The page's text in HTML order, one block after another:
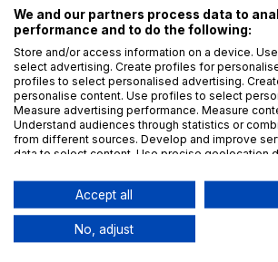
28. 11. 2025Michal
Co znamená
rozhodnutí o
ochraně pro
stanoviska EDPB
Úřady pro
dat se v roce 2026
plnění
We and our partners process data to
performance and to do the following:
Store and/or access information on a device.
select advertising. Create profiles for
profiles to select personalised advertising.
personalise content. Use profiles to select
Measure advertising performance. Measure
Understand audiences through statistics or
from different sources. Develop and improve
data to select content. Use precise geolocation
Data may be shared outside of the European
Your consent and the cookie policy applies solely
website/app.
Accept all
No, adjust